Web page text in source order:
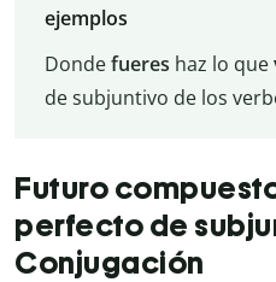
ejemplos
Dondefueres haz lo que
de subjuntivo de los
Futuro
perfecto de
Conjugación